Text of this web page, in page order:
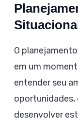
O
em um
entender seu
oportunidades,
desenvolver